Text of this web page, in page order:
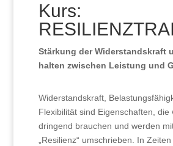
Kurs:
Stärkung der Widerstandskraft
halten zwischen Leistung und
Widerstandskraft,
Flexibilität sind Eigenschaften, die
dringend brauchen und werden
„Resilienz“ umschrieben. In